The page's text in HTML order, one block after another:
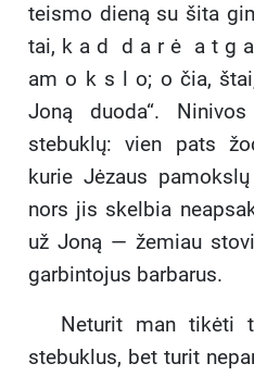
teismo dieną su šita
tai, k a d d a r ė a t g
am o k s l o; o čia,
Joną duoda“.
stebuklų: vien pats
kurie Jėzaus
nors jis skelbia
už Joną — žemiau
garbintojus barbarus.
Neturit man tikėti
stebuklus, bet turit